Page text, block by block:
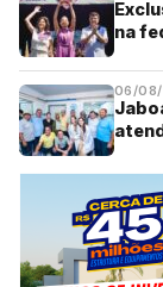
na
06/